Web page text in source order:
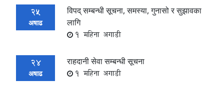
25
अषाढ
विपद् सम्बन्धी सूचना, समस्या, गुनासो र सुझावका
लागि
1 महिना अगाडी
24
अषाढ
राहदानी सेवा सम्बन्धी सूचना
1 महिना अगाडी